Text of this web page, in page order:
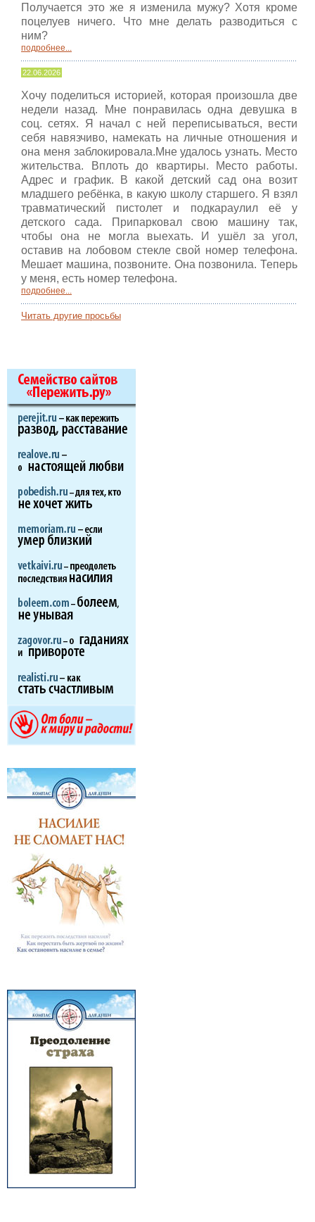
Получается это же я изменила мужу? Хотя кроме
поцелуев ничего. Что мне делать разводиться с
ним?
подробнее...
22.06.2026
Хочу поделиться историей, которая произошла две
недели назад. Мне понравилась одна девушка в
соц. сетях. Я начал с ней переписываться, вести
себя навязчиво, намекать на личные отношения и
она меня заблокировала.Мне удалось узнать. Место
жительства. Вплоть до квартиры. Место работы.
Адрес и график. В какой детский сад она возит
младшего ребёнка, в какую школу старшего. Я взял
травматический пистолет и подкараулил её у
детского сада. Припарковал свою машину так,
чтобы она не могла выехать. И ушёл за угол,
оставив на лобовом стекле свой номер телефона.
Мешает машина, позвоните. Она позвонила. Теперь
у меня, есть номер телефона.
подробнее...
Читать другие просьбы